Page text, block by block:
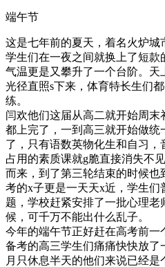
端午节
这是七年前的夏天，着名火炉城
学生们在一夜之间就换上了短款
气温更是又攀升了一个台阶。天
光径直照s下来，体育特长生们
练。
闫欢他们这届从高二就开始周
都上完了，一到高三就开始做
了，只有语数英物化生和自习
占用的素质课就g脆直接消失不
而来，到了第三轮结束的时候
考的x子更是一天天x近，学生们
题，学校赶紧安排了一批心理
候，可千万不能出什么乱子。
今年的端午节正好赶在高考前一
备考的高三学生们痛痛快快放
月只休息半天的他们来说已经是